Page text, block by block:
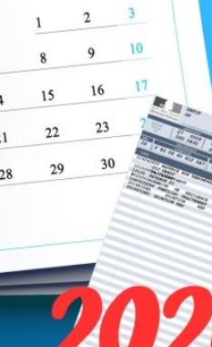
Qui
sommes-
S'inscrire à
newsletter
Rémunération
|
OTE et DDI
|
Travail & santé
|
Action sociale